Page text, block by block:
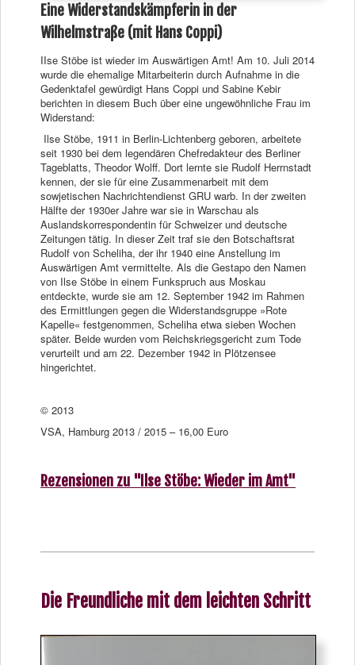
Eine Widerstandskämpferin in der
Wilhelmstraße (mit Hans Coppi)
IIse Stöbe ist wieder im Auswärtigen Amt! Am 10. Juli 2014
wurde die ehemalige Mitarbeiterin durch Aufnahme in die
Gedenktafel gewürdigt Hans Coppi und Sabine Kebir
berichten in diesem Buch über eine ungewöhnliche Frau im
Widerstand:
Ilse Stöbe, 1911 in Berlin-Lichtenberg geboren, arbeitete
seit 1930 bei dem legendären Chefredakteur des Berliner
Tageblatts, Theodor Wolff. Dort lernte sie Rudolf Herrnstadt
kennen, der sie für eine Zusammenarbeit mit dem
sowjetischen Nachrichtendienst GRU warb. In der zweiten
Hälfte der 1930er Jahre war sie in Warschau als
Auslandskorrespondentin für Schweizer und deutsche
Zeitungen tätig. In dieser Zeit traf sie den Botschaftsrat
Rudolf von Scheliha, der ihr 1940 eine Anstellung im
Auswärtigen Amt vermittelte. Als die Gestapo den Namen
von Ilse Stöbe in einem Funkspruch aus Moskau
entdeckte, wurde sie am 12. September 1942 im Rahmen
des Ermittlungen gegen die Widerstandsgruppe »Rote
Kapelle« festgenommen, Scheliha etwa sieben Wochen
später. Beide wurden vom Reichskriegsgericht zum Tode
verurteilt und am 22. Dezember 1942 in Plötzensee
hingerichtet.
© 2013
VSA, Hamburg 2013 / 2015 – 16,00 Euro
Rezensionen zu "Ilse Stöbe: Wieder im Amt"
Die Freundliche mit dem leichten Schritt